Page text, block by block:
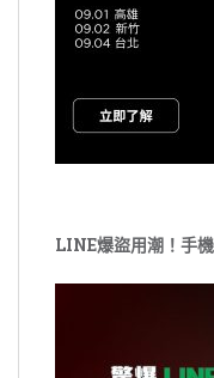
LINE爆盜用潮！手